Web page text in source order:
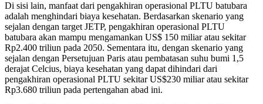
Di sisi lain, manfaat dari pengakhiran operasional PLTU batubara
adalah menghindari biaya kesehatan. Berdasarkan skenario yang
sejalan dengan target JETP, pengakhiran operasional PLTU
batubara akan mampu mengamankan US$ 150 miliar atau sekitar
Rp2.400 triliun pada 2050. Sementara itu, dengan skenario yang
sejalan dengan Persetujuan Paris atau pembatasan suhu bumi 1,5
derajat Celcius, biaya kesehatan yang dapat dihindari dari
pengakhiran operasional PLTU sekitar US$230 miliar atau sekitar
Rp3.680 triliun pada pertengahan abad ini.